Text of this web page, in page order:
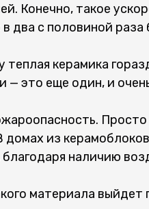
Конечно, такое
два с половиной
теплая керамика
— это еще один, и
домах из
наличию
материала выйдет